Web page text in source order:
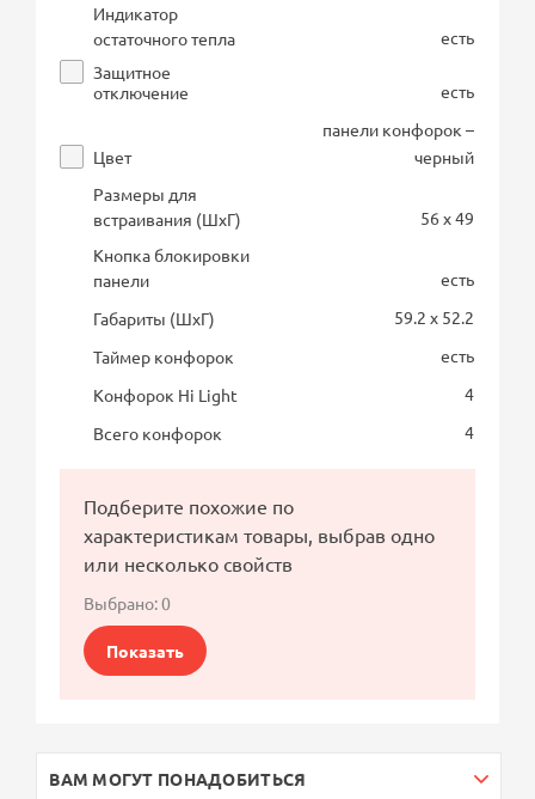
Индикатор
остаточного тепла
есть
Защитное
отключение
есть
Цвет
панели конфорок –
черный
Размеры для
встраивания (ШхГ)
56 x 49
Кнопка блокировки
панели
есть
Габариты (ШхГ)
59.2 x 52.2
Таймер конфорок
есть
Конфорок Hi Light
4
Всего конфорок
4
Подберите похожие по
характеристикам товары, выбрав одно
или несколько свойств
Выбрано:0
Показать
ВАМ МОГУТ ПОНАДОБИТЬСЯ